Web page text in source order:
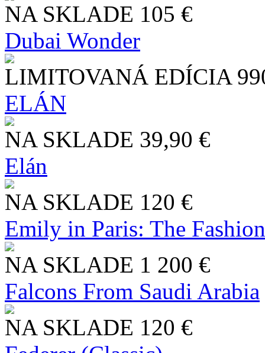
NA SKLADE 105 €
Dubai Wonder
LIMITOVANÁ EDÍCIA
ELÁN
NA SKLADE 39,90 €
Elán
NA SKLADE 120 €
Emily in Paris: The
NA SKLADE 1 200 €
Falcons From Saudi Arabia
NA SKLADE 120 €